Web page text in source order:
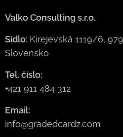
Valko Consulting s.r.o.
Sídlo: Kirejevská 1119/6,
Slovensko
Tel. číslo:
+421 911 484 312
Email:
info@gradedcardz.com